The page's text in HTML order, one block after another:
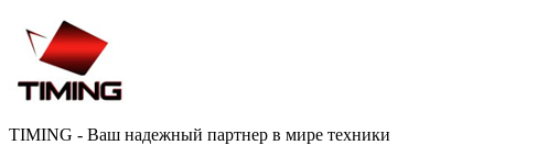
TIMING - Ваш надежный партнер в мире техники